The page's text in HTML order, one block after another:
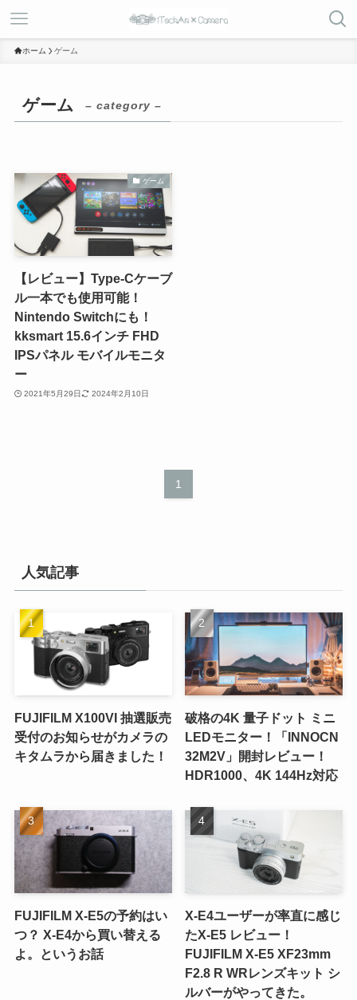
ホーム ゲーム
ゲーム – category –
ゲーム
【レビュー】Type-Cケーブ
ル一本でも使用可能！
Nintendo Switchにも！
kksmart 15.6インチ FHD
IPSパネル モバイルモニタ
ー
2021年5月29日 2024年2月10日
1
人気記事
FUJIFILM X100VI 抽選販売
受付のお知らせがカメラの
キタムラから届きました！
破格の4K 量子ドット ミニ
LEDモニター！「INNOCN
32M2V」開封レビュー！
HDR1000、4K 144Hz対応
FUJIFILM X-E5の予約はい
つ？ X-E4から買い替える
よ。というお話
X-E4ユーザーが率直に感じ
たX-E5 レビュー！
FUJIFILM X-E5 XF23mm
F2.8 R WRレンズキット シ
ルバーがやってきた。